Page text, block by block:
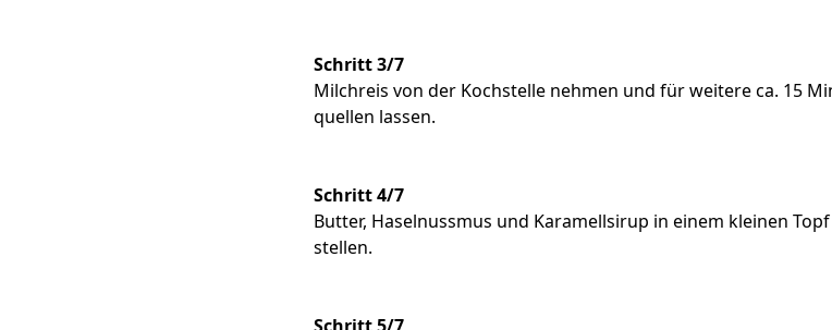
Schritt 3/7
Milchreis von der Kochstelle nehmen und für weitere ca. 15
quellen lassen.
Schritt 4/7
Butter, Haselnussmus und Karamellsirup in einem kleinen
stellen.